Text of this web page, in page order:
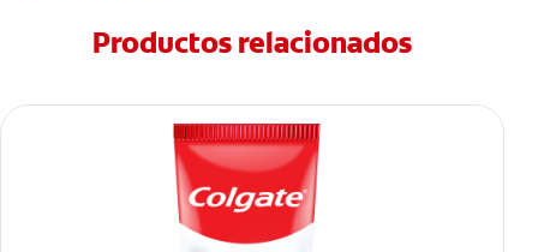
Productos relacionados